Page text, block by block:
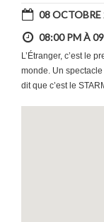
08 OCTOBRE
08:00 PM À
L’Étranger, c’est le
monde. Un
dit que c’est le